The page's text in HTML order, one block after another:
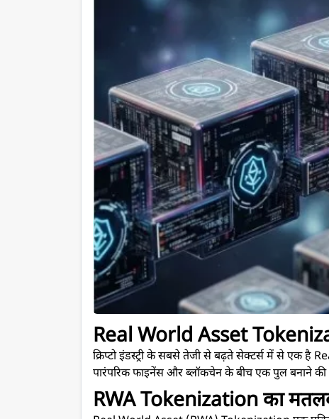
Real World Asset
क्रिप्टो इंडस्ट्री के सबसे तेजी से बढ़ते सेक्टर्स में से एक
पारंपरिक फाइनेंस और ब्लॉकचेन के बीच एक पुल बनाने
RWA Tokenization का